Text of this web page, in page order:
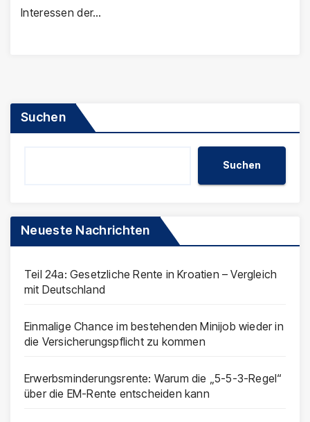
Interessen der…
Suchen
Suchen
Neueste Nachrichten
Teil 24a: Gesetzliche Rente in Kroatien – Vergleich
mit Deutschland
Einmalige Chance im bestehenden Minijob wieder in
die Versicherungspflicht zu kommen
Erwerbsminderungsrente: Warum die „5-5-3-Regel“
über die EM-Rente entscheiden kann